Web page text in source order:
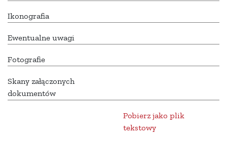
Ikonografia
Ewentualne uwagi
Fotografie
Skany załączonych
dokumentów
Pobierz jako plik
tekstowy